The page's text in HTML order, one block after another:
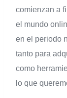
comienzan a
el mundo
en el periodo
tanto para
como
lo que